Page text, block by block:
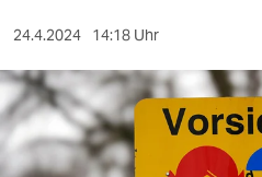
sport
berlin
nord
24.4.2024 14:18 Uhr